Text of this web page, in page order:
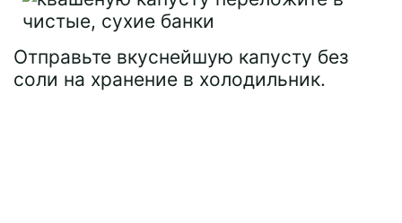
Отправьте вкуснейшую капусту без
соли на хранение в холодильник.